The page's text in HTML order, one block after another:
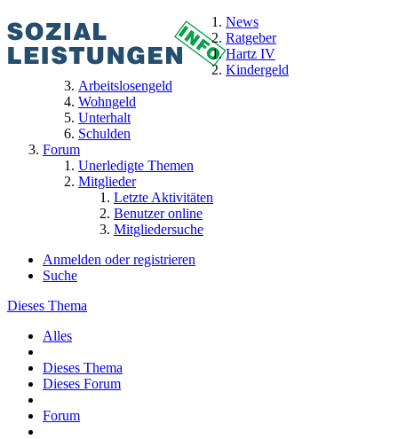
News
Ratgeber
Hartz IV
Kindergeld
Arbeitslosengeld
Wohngeld
Unterhalt
Schulden
Forum
Unerledigte Themen
Mitglieder
Letzte Aktivitäten
Benutzer online
Mitgliedersuche
Anmelden oder registrieren
Suche
Dieses Thema
Alles
Dieses Thema
Dieses Forum
Forum